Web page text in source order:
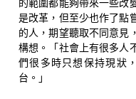
是改革，但至少也作了點
的人，期望聽取不同意見
構想。「社會上有很多人
們很多時只想保持現狀
台。」